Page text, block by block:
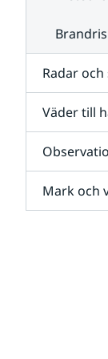
Radar
Väder till
Mark och